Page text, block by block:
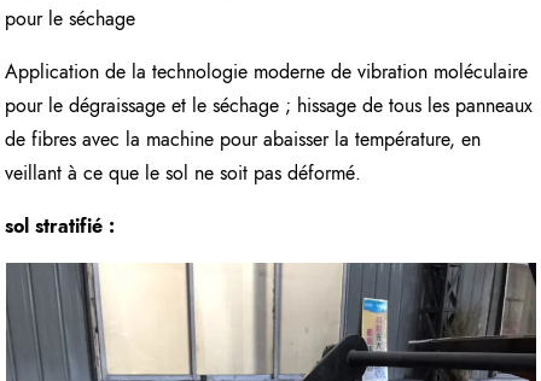
pour le séchage
Application de la technologie moderne de vibration moléculaire
pour le dégraissage et le séchage ; hissage de tous les panneaux
de fibres avec la machine pour abaisser la température, en
veillant à ce que le sol ne soit pas déformé.
sol stratifié :